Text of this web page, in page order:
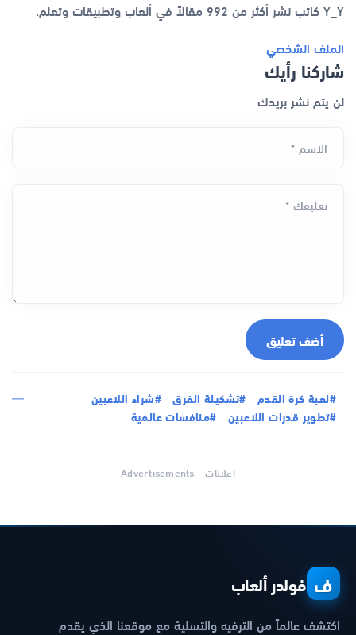
Y_Y كاتب نشر أكثر من 992 مقالاً في ألعاب وتطبيقات وتعلم.
الملف الشخصي
شاركنا رأيك
لن يتم نشر بريدك
الاسم *
تعليقك *
أضف تعليق
#لعبة كرة القدم #تشكيلة الفرق
#شراء اللاعبين
#تطوير قدرات اللاعبين
#منافسات عالمية
اعلانات - Advertisements
ف فولدر ألعاب
اكتشف عالماً من الترفيه والتسلية مع موقعنا الذي يقدم